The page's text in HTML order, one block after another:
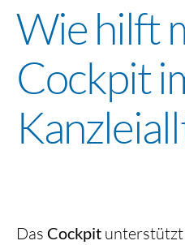
Wie hilft
Cockpit
Das Cockpitunterstützt